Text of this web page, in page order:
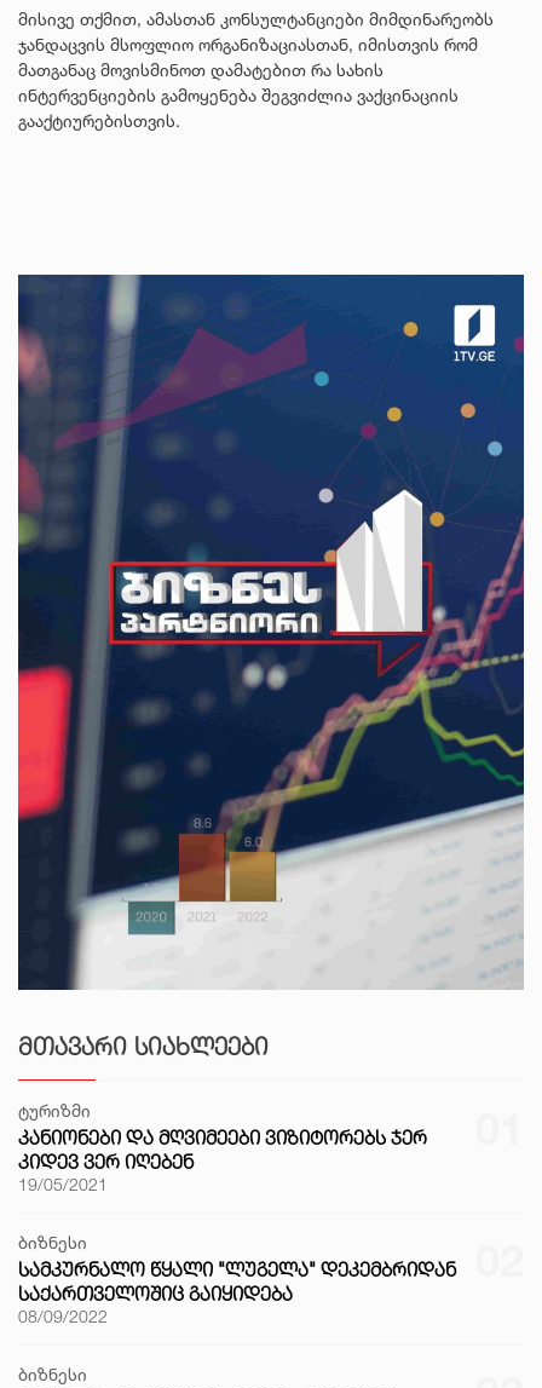
მისივე თქმით, ამასთან კონსულტანციები მიმდინარეობს
ჯანდაცვის მსოფლიო ორგანიზაციასთან, იმისთვის რომ
მათგანაც მოვისმინოთ დამატებით რა სახის
ინტერვენციების გამოყენება შეგვიძლია ვაქცინაციის
გააქტიურებისთვის.
ᲛᲗᲐᲕᲐᲠᲘ ᲡᲘᲐᲮᲚᲔᲔᲑᲘ
ტურიზმი
ᲙᲐᲜᲘᲝᲜᲔᲑᲘ ᲓᲐ ᲛᲦᲕᲘᲛᲔᲔᲑᲘ ᲕᲘᲖᲘᲢᲝᲠᲔᲑᲡ ᲯᲔᲠ
ᲙᲘᲓᲔᲕ ᲕᲔᲠ ᲘᲦᲔᲑᲔᲜ
19/05/2021
ბიზნესი
ᲡᲐᲛᲙᲣᲠᲜᲐᲚᲝ ᲬᲧᲐᲚᲘ "ᲚᲣᲒᲔᲚᲐ" ᲓᲔᲙᲔᲛᲑᲠᲘᲓᲐᲜ
ᲡᲐᲥᲐᲠᲗᲕᲔᲚᲝᲨᲘᲪ ᲒᲐᲘᲧᲘᲓᲔᲑᲐ
08/09/2022
ბიზნესი